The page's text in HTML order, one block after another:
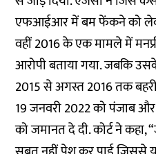
एफआईआर में बम फेंकने को लेकर
वहीं 2016 के एक मामले में
आरोपी बताया गया. जबकि
2015 से अगस्त 2016 तक
19 जनवरी 2022 को पंजाब और
को जमानत दे दी. कोर्ट ने